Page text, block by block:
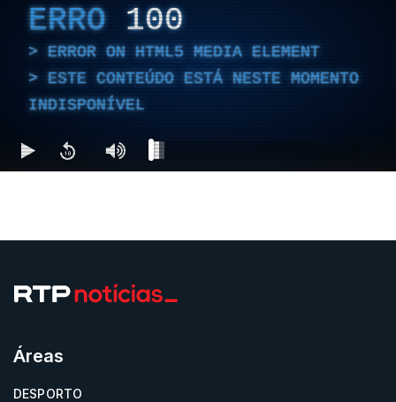
ERRO 100
ERROR ON HTML5 MEDIA ELEMENT
ESTE CONTEÚDO ESTÁ NESTE MOMENTO
INDISPONÍVEL
Áreas
DESPORTO